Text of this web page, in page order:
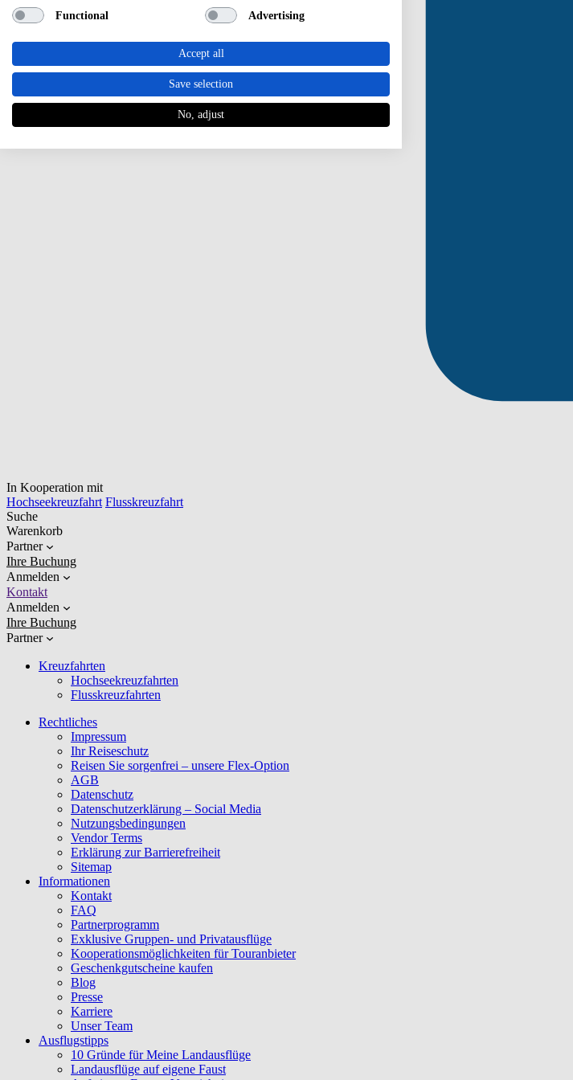
In Kooperation mit
Hochseekreuzfahrt Flusskreuzfahrt
Suche
Warenkorb
Partner
Ihre Buchung
Anmelden
Kontakt
Anmelden
Ihre Buchung
Partner
Kreuzfahrten
Hochseekreuzfahrten
Flusskreuzfahrten
Rechtliches
Impressum
Ihr Reiseschutz
Reisen Sie sorgenfrei – unsere Flex-Option
AGB
Datenschutz
Datenschutzerklärung – Social Media
Nutzungsbedingungen
Vendor Terms
Erklärung zur Barrierefreiheit
Sitemap
Informationen
Kontakt
FAQ
Partnerprogramm
Exklusive Gruppen- und Privatausflüge
Kooperationsmöglichkeiten für Touranbieter
Geschenkgutscheine kaufen
Blog
Presse
Karriere
Unser Team
Ausflugstipps
10 Gründe für Meine Landausflüge
Landausflüge auf eigene Faust
Functional Advertising
Accept all
Save selection
No, adjust